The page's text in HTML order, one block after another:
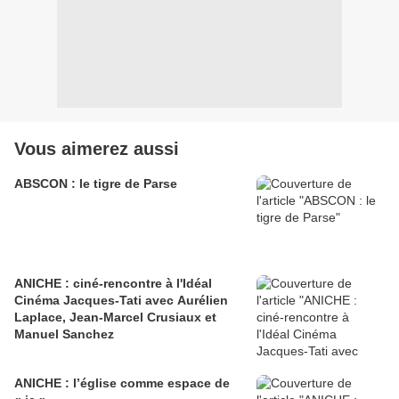
Vous aimerez aussi
ABSCON : le tigre de Parse
ANICHE : ciné-rencontre à l'Idéal
Cinéma Jacques-Tati avec Aurélien
Laplace, Jean-Marcel Crusiaux et
Manuel Sanchez
ANICHE : l’église comme espace de